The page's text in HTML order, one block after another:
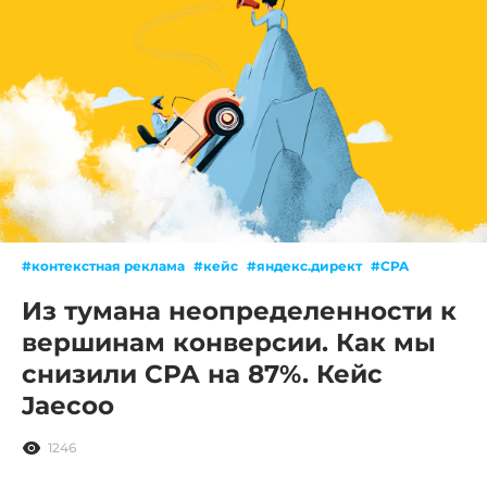
#контекстная реклама #кейс #яндекс.директ #CPA
Из тумана неопределенности к
вершинам конверсии. Как мы
снизили CPA на 87%. Кейс
Jaecoo
1246